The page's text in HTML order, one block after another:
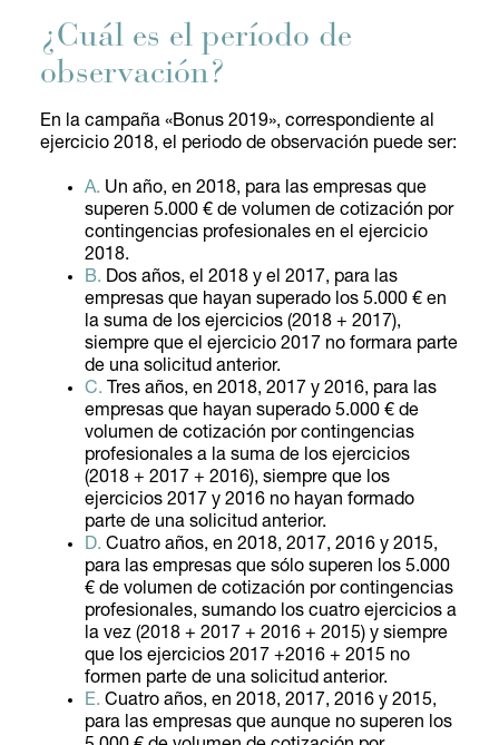
¿Cuál es el período de
observación?
En la campaña «Bonus 2019», correspondiente al
ejercicio 2018, el periodo de observación puede ser:
A. Un año, en 2018, para las empresas que
superen 5.000 € de volumen de cotización por
contingencias profesionales en el ejercicio
2018.
B. Dos años, el 2018 y el 2017, para las
empresas que hayan superado los 5.000 € en
la suma de los ejercicios (2018 + 2017),
siempre que el ejercicio 2017 no formara parte
de una solicitud anterior.
C. Tres años, en 2018, 2017 y 2016, para las
empresas que hayan superado 5.000 € de
volumen de cotización por contingencias
profesionales a la suma de los ejercicios
(2018 + 2017 + 2016), siempre que los
ejercicios 2017 y 2016 no hayan formado
parte de una solicitud anterior.
D. Cuatro años, en 2018, 2017, 2016 y 2015,
para las empresas que sólo superen los 5.000
€ de volumen de cotización por contingencias
profesionales, sumando los cuatro ejercicios a
la vez (2018 + 2017 + 2016 + 2015) y siempre
que los ejercicios 2017 +2016 + 2015 no
formen parte de una solicitud anterior.
E. Cuatro años, en 2018, 2017, 2016 y 2015,
para las empresas que aunque no superen los